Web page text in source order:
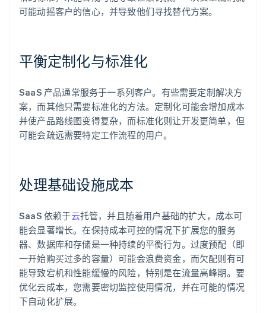
可能动摇客户的信心，并导致他们寻找替代方案。
平衡定制化与标准化
SaaS 产品通常服务于一系列客户。有些需要定制解决方
案，而其他只需要标准化的方法。定制化可能会增加成本
并使产品路线图变得复杂，而标准化则让开发更简单，但
可能会疏远需要特定工作流程的用户。
处理基础设施成本
SaaS 依赖于云托管，并且随着用户基础的扩大，成本可
能会显著增长。在保持成本可控的情况下扩展您的服务
器、数据库和存储是一种持续的平衡行为。过度预配（即
一开始购买过多的容量）可能会浪费资金，而欠配则有可
能导致宕机和性能缓慢的风险，特别是在流量高峰期。要
优化云成本，您需要密切监控使用情况，并在可能的情况
下自动化扩展。